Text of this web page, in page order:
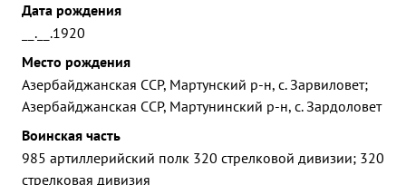
Дата рождения
__.__.1920
Место рождения
Азербайджанская ССР, Мартунский р-н, с. Зарвиловет;
Азербайджанская ССР, Мартунинский р-н, с. Зардоловет
Воинская часть
985 артиллерийский полк 320 стрелковой дивизии; 320
стрелковая дивизия